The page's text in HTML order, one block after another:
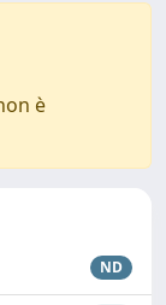
è
ND